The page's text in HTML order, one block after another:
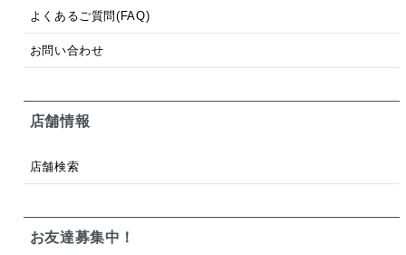
よくあるご質問(FAQ)
お問い合わせ
店舗情報
店舗検索
お友達募集中！